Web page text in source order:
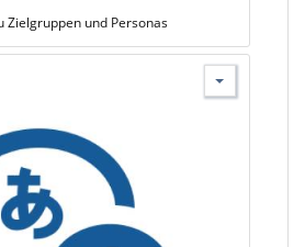
Zielgruppen und Personas